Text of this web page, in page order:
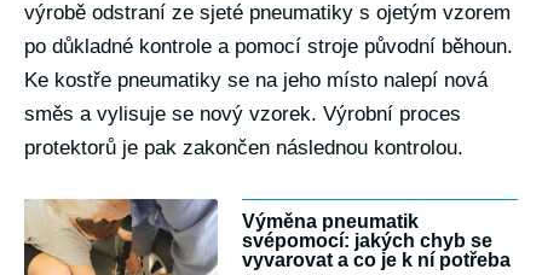
výrobě odstraní ze sjeté pneumatiky s ojetým vzorem
po důkladné kontrole a pomocí stroje původní běhoun.
Ke kostře pneumatiky se na jeho místo nalepí nová
směs a vylisuje se nový vzorek. Výrobní proces
protektorů je pak zakončen následnou kontrolou.
Výměna pneumatik
svépomocí: jakých chyb se
vyvarovat a co je k ní potřeba